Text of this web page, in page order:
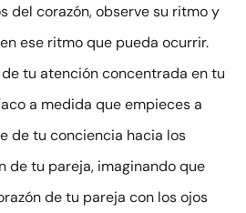
del corazón, observe su ritmo y
ese ritmo que pueda ocurrir.
tu atención concentrada en tu
a medida que empieces a
de tu conciencia hacia los
de tu pareja, imaginando que
de tu pareja con los ojos